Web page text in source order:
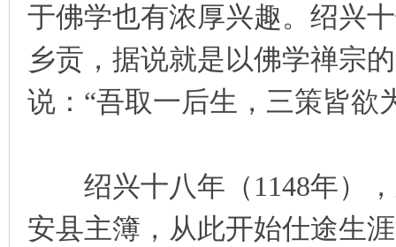
于佛学也有浓厚兴趣。绍兴
乡贡，据说就是以佛学禅宗
说：“吾取一后生，三策皆欲
绍兴十八年（1148年），
安县主簿，从此开始仕途生